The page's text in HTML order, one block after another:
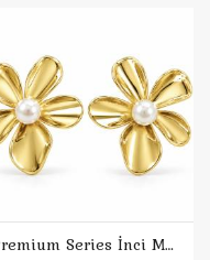
Premium Series İnci Manolya Küpe